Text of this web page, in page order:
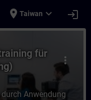
place Taiwan expand_more login
Systemtraining
more_vert
für
Anwendung